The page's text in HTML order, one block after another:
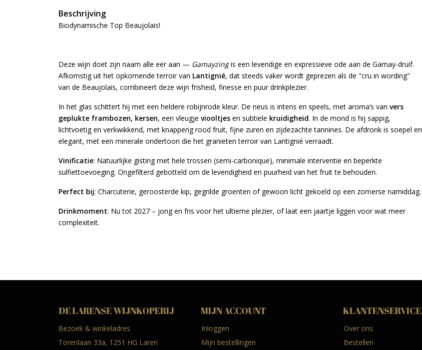
Beschrijving
Biodynamische Top Beaujolais!
Deze wijn doet zijn naam alle eer aan — Gamayzingis een levendige en expressieve ode aan de Gamay-druif.
Afkomstig uit het opkomende terroir van Lantignié, dat steeds vaker wordt geprezen als de "cru in wording"
van de Beaujolais, combineert deze wijn frisheid, finesse en puur drinkplezier.
In het glas schittert hij met een heldere robijnrode kleur. De neus is intens en speels, met aroma’s van vers
geplukte frambozen, kersen, een vleugje viooltjes en subtiele kruidigheid. In de mond is hij sappig,
lichtvoetig en verkwikkend, met knapperig rood fruit, fijne zuren en zijdezachte tannines. De afdronk is soepel en
elegant, met een minerale ondertoon die het granieten terroir van Lantignié verraadt.
Vinificatie: Natuurlijke gisting met hele trossen (semi-carbonique), minimale interventie en beperkte
sulfiettoevoeging. Ongefilterd gebotteld om de levendigheid en puurheid van het fruit te behouden.
Perfect bij: Charcuterie, geroosterde kip, gegrilde groenten of gewoon licht gekoeld op een zomerse namiddag.
Drinkmoment: Nu tot 2027 – jong en fris voor het ultieme plezier, of laat een jaartje liggen voor wat meer
complexiteit.
DE LARENSE WIJNKOPERIJ
Bezoek & winkeladres
Torenlaan 33a, 1251 HG Laren
MIJN ACCOUNT
Inloggen
Mijn bestellingen
KLANTENSERVICE
Over ons
Bestellen